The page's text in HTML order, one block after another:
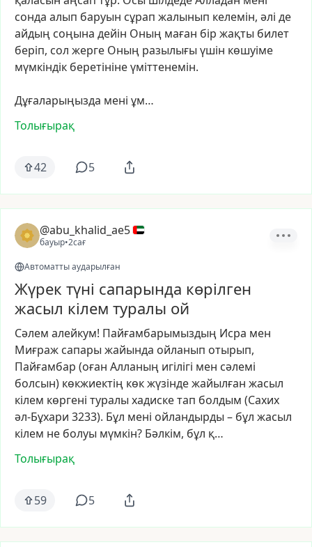
сонда алып баруын сұрап жалынып келемін, әлі де
айдың соңына дейін Оның маған бір жақты билет
беріп, сол жерге Оның разылығы үшін көшуіме
мүмкіндік беретінінеүміттенемін.
Дұғаларыңызда мені ұм…
Толығырақ
42 5
@abu_khalid_ae5
бауыр•2сағ
Автоматты аударылған
Жүрек түні сапарында көрілген
жасыл кілем туралы ой
Сәлем алейкум! Пайғамбарымыздың Исра мен
Миғраж сапары жайында ойланып отырып,
Пайғамбар (оған Алланың игілігі мен сәлемі
болсын) көкжиектің көкжүзіндежайылған жасыл
кілем көргені туралы хадискетап болдым (Сахих
әл-Бұхари 3233). Бұл мені ойландырды – бұл жасыл
кілем не болуы мүмкін? Бәлкім, бұл қ…
Толығырақ
59 5